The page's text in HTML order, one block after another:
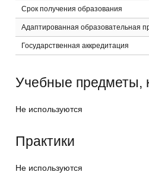
Срок получения образования
Адаптированная образовательная
Государственная аккредитация
Учебные предметы,
Не используются
Практики
Не используются